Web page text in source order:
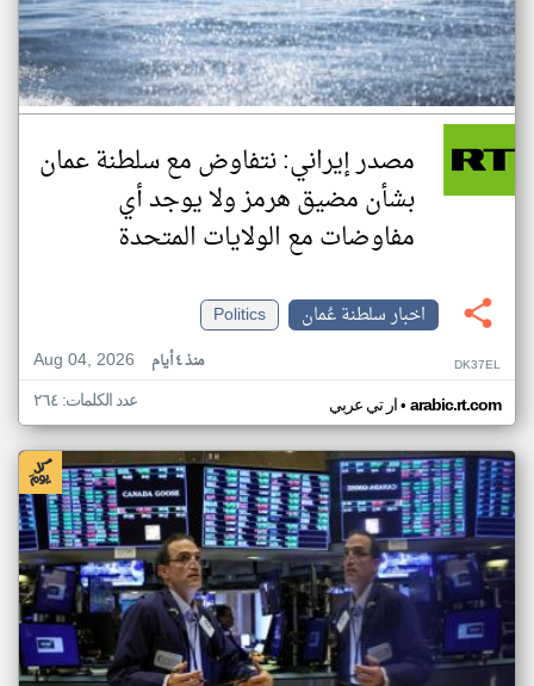
مصدر إيراني: نتفاوض مع سلطنة عمان
بشأن مضيق هرمز ولا يوجد أي
مفاوضات مع الولايات المتحدة
اخبار سلطنة عُمان
Politics
Aug 04, 2026
منذ ٤ أيام DK37EL
ار تي عربي• arabic.rt.com عدد الكلمات: ٢٦٤